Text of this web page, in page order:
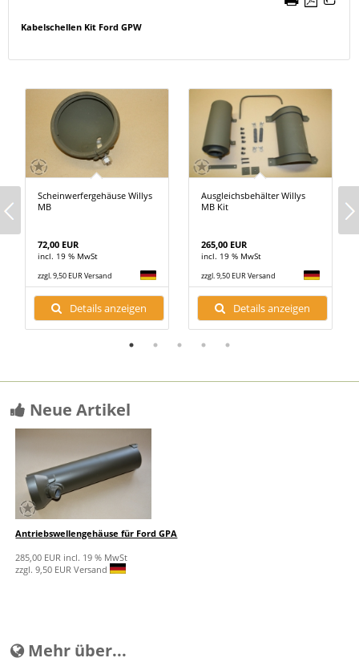
Kabelschellen Kit Ford GPW
Scheinwerfergehäuse Willys
MB
72,00 EUR
incl. 19 % MwSt
zzgl. 9,50 EUR Versand
Details anzeigen
Ausgleichsbehälter Willys
MB Kit
265,00 EUR
incl. 19 % MwSt
zzgl. 9,50 EUR Versand
Details anzeigen
Neue Artikel
Antriebswellengehäuse für Ford GPA
285,00 EUR incl. 19 % MwSt
zzgl. 9,50 EUR Versand
Mehr über...